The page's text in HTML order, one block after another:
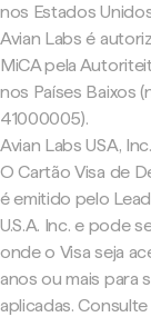
nos Estados
Avian Labs é
MiCA pela
nos Países Baixos
41000005).
Avian Labs USA,
O Cartão Visa de
é emitido pelo
U.S.A. Inc. e pode
onde o Visa seja
anos ou mais para
aplicadas.